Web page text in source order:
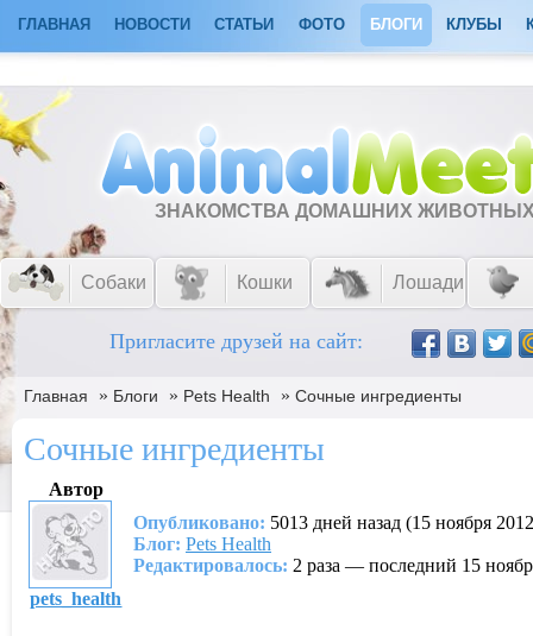
ГЛАВНАЯ НОВОСТИ СТАТЬИ ФОТО БЛОГИ КЛУБЫ
ЗНАКОМСТВА ДОМАШНИХ
Собаки Кошки Лошади
Пригласите друзей на сайт:
Главная » Блоги » Pets Health » Сочные ингредиенты
Сочные ингредиенты
Автор
pets_health
Опубликовано: 5013 дней назад (15 ноября
Блог: Pets Health
Редактировалось: 2 раза — последний 15